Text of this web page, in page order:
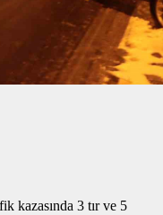
kazasında 3 tır ve 5